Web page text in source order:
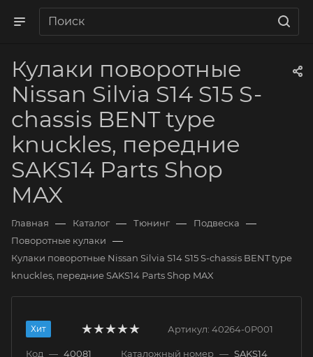
Кулаки поворотные
Nissan Silvia S14 S15 S-
chassis BENT type
knuckles, передние
SAKS14 Parts Shop
MAX
Главная — Каталог — Тюнинг — Подвеска —
Поворотные кулаки —
Кулаки поворотные Nissan Silvia S14 S15 S-chassis BENT type
knuckles, передние SAKS14 Parts Shop MAX
Хит Артикул: 40264-0P001
Код — 40081 Каталожный номер — SAKS14